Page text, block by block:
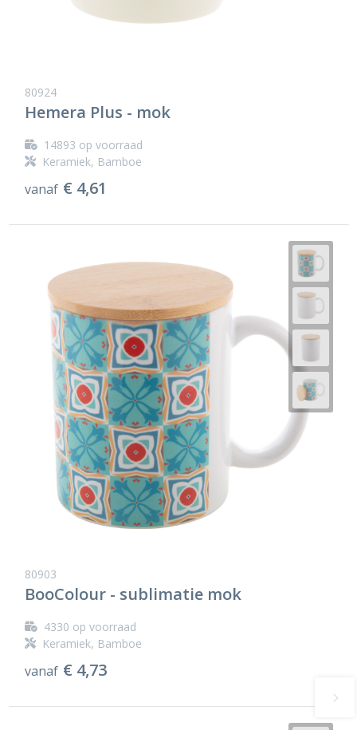
80924
Hemera Plus - mok
14893 op voorraad
Keramiek, Bamboe
vanaf € 4,61
80903
BooColour - sublimatie mok
4330 op voorraad
Keramiek, Bamboe
vanaf € 4,73